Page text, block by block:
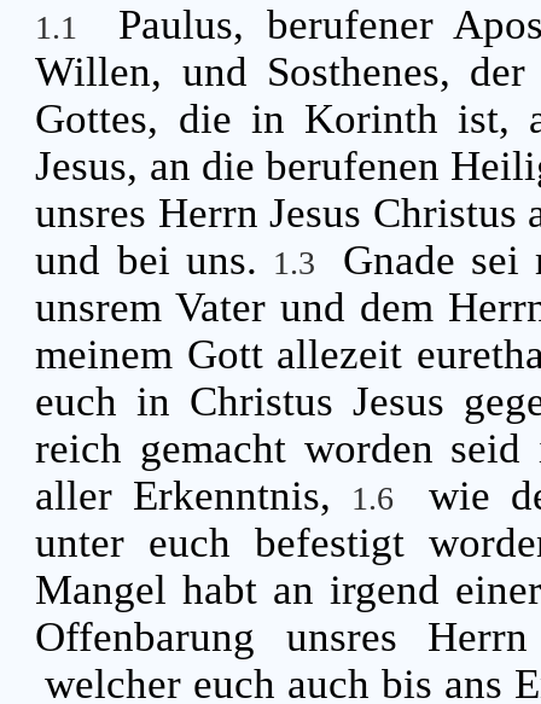
1.1
Paulus, berufener
Willen, und Sosthenes,
Gottes, die in Korinth ist,
Jesus, an die berufenen
unsres Herrn Jesus
und bei uns. 1.3
Gnade
unsrem Vater und dem
meinem Gott allezeit
euch in Christus Jesus
reich gemacht worden
aller Erkenntnis,
1.6
wie
unter euch befestigt
Mangel habt an irgend
Offenbarung unsres
welcher euch auch bis ans